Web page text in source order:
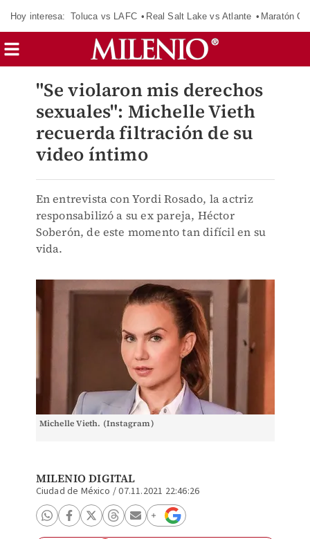
Hoy interesa: Toluca vs LAFC Real Salt Lake vs Atlante Maratón
"Se violaron mis derechos
sexuales": Michelle Vieth
recuerda filtración de su
video íntimo
En entrevista con Yordi Rosado, la actriz
responsabilizó a su ex pareja, Héctor
Soberón, de este momento tan difícil en su
vida.
Michelle Vieth. (Instagram)
MILENIO DIGITAL
Ciudad de México /07.11.2021 22:46:26